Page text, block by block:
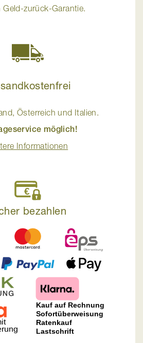
Geld-zurück-Garantie.
Österreich und Italien.
möglich!
Informationen
bezahlen